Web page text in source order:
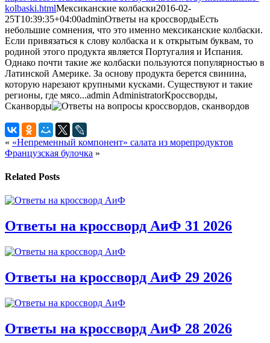
kolbaski.htmlМексиканские колбаски2016-02-
25T10:39:35+04:00adminОтветы на кроссвордыЕсть
небольшие сомнения, что это именно мексиканские колбаски.
Если привязаться к слову колбаска и к открытым буквам, то
родиной этого продукта является Португалия и Испания.
Однако почти такие же колбаски пользуются популярностью в
Латинской Америке. За основу продукта берется свинина,
которую нарезают крупными кусками. Существуют и такие
регионы, где мясо...admin AdministratorКроссворды,
Сканворды
« «Непременный компонент» салата из морепродуктов
Французская булочка »
Related Posts
Ответы на кроссворд АиФ 31 2026
Ответы на кроссворд АиФ 29 2026
Ответы на кроссворд АиФ 28 2026